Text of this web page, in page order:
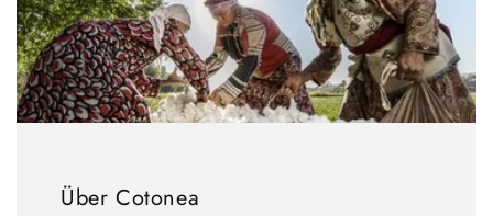
Über Cotonea